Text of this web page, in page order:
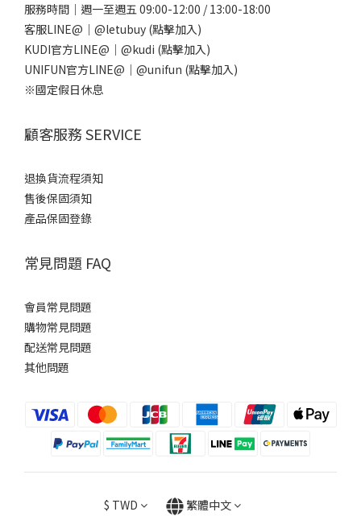
服務時間｜週一至週五 09:00-12:00 / 13:00-18:00
客服LINE@｜ @letubuy (點擊加入)
KUDI官方LINE@｜ @kudi (點擊加入)
UNIFUN官方LINE@｜ @unifun (點擊加入)
※國定假日休息
顧客服務 SERVICE
退換貨流程須知
售後保固須知
產品保固登錄
常見問題 FAQ
會員常見問題
購物常見問題
配送常見問題
其他問題
$ TWD 繁體中文